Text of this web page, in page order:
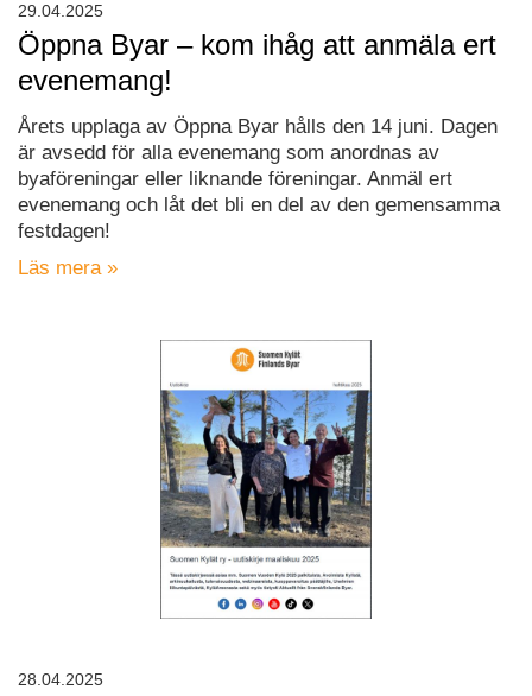
Öppna Byar – kom ihåg att anmäla ert
evenemang!
Årets upplaga av Öppna Byar hålls den 14 juni. Dagen
är avsedd för alla evenemang som anordnas av
byaföreningar eller liknande föreningar. Anmäl ert
evenemang och låt det bli en del av den gemensamma
festdagen!
Läs mera »
29.04.2025
28.04.2025